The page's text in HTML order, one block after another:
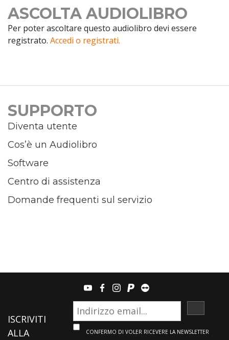
ASCOLTA AUDIOLIBRO
Per poter ascoltare questo audiolibro devi essere
registrato. Accedi o registrati.
SUPPORTO
Diventa utente
Cos’è un Audiolibro
Software
Centro di assistenza
Domande frequenti sul servizio
youtubefacebook
instagram
paypalteamviewer
ISCRIVITI
ALLA
CONFERMO DI VOLER RICEVERE LA NEWSLETTER